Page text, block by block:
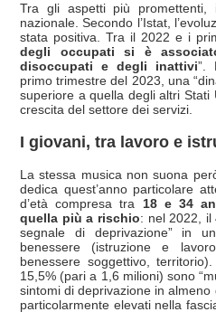
Tra gli aspetti più promettenti,
nazionale. Secondo l’Istat,
stata positiva. Tra il 2022 e i
degli occupati si è
disoccupati e degli inattivi”.
primo trimestre del 2023, una
superiore a quella degli altri Stati
crescita del settore dei servizi.
I giovani, tra lavoro e
La stessa musica non suona
dedica quest’anno particolare
d’età compresa tra 18 e 34
quella più a rischio: nel 2022, il
segnale di deprivazione” in
benessere (istruzione e
benessere soggettivo,
15,5% (pari a 1,6 milioni) sono
sintomi di deprivazione in
particolarmente elevati nella